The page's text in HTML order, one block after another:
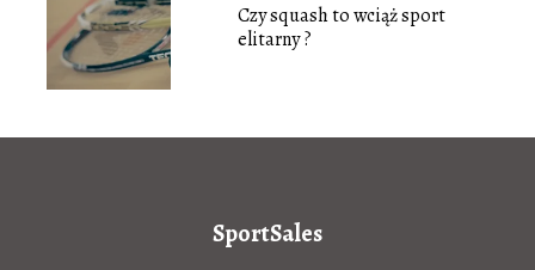
Czy squash to wciąż sport
elitarny ?
SportSales